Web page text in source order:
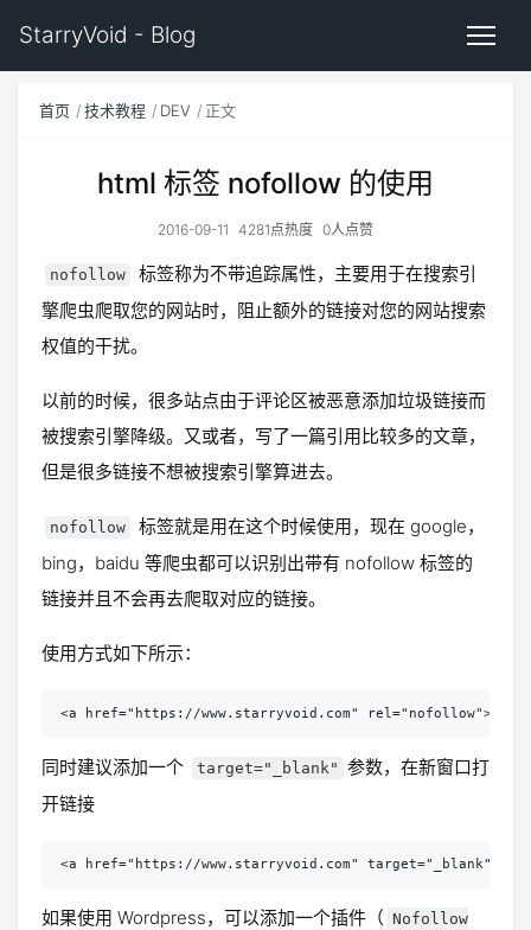
StarryVoid - Blog
首页 技术教程 DEV 正文
html 标签 nofollow 的使用
2016-09-11 4281点热度 0人点赞
nofollow
标签称为不带追踪属性，主要用于在搜索引
擎爬虫爬取您的网站时，阻止额外的链接对您的网站搜索
权值的干扰。
以前的时候，很多站点由于评论区被恶意添加垃圾链接而
被搜索引擎降级。又或者，写了一篇引用比较多的文章，
但是很多链接不想被搜索引擎算进去。
nofollow
标签就是用在这个时候使用，现在 google，
bing，baidu 等爬虫都可以识别出带有 nofollow 标签的
链接并且不会再去爬取对应的链接。
使用方式如下所示：
<a href="https://www.starryvoid.com" rel=" nofollow">
同时建议添加一个 target="_blank" 参数，在新窗口打
开链接
<a href="https://www.starryvoid.com" target="_blank"
如果使用 Wordpress，可以添加一个插件（ Nofollow